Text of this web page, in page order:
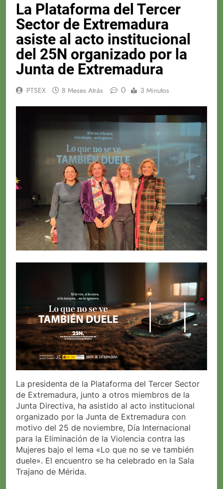
La Plataforma del Tercer
Sector de Extremadura
asiste al acto institucional
del 25N organizado por la
Junta de Extremadura
PTSEX 8 Meses Atrás 0 3 Minutos
La presidenta de la Plataforma del Tercer Sector
de Extremadura, junto a otros miembros de la
Junta Directiva, ha asistido al acto institucional
organizado por la Junta de Extremadura con
motivo del 25 de noviembre, Día Internacional
para la Eliminación de la Violencia contra las
Mujeres bajo el lema «Lo que no se ve también
duele». El encuentro se ha celebrado en la Sala
Trajano de Mérida.